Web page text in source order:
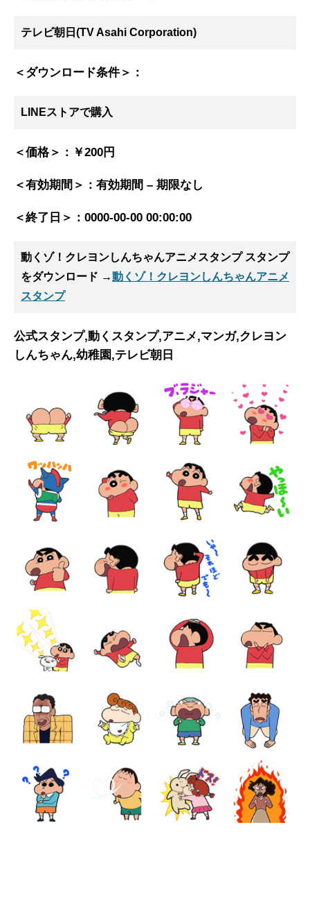
テレビ朝日(TV Asahi Corporation)
＜ダウンロード条件＞：
LINEストアで購入
＜価格＞： ￥200円
＜有効期間＞： 有効期間 – 期限なし
＜終了日＞： 0000-00-00 00:00:00
動くゾ！クレヨンしんちゃんアニメスタンプ スタンプ
をダウンロード →動くゾ！クレヨンしんちゃんアニメ
スタンプ
公式スタンプ,動くスタンプ,アニメ,マンガ,クレヨン
しんちゃん,幼稚園,テレビ朝日